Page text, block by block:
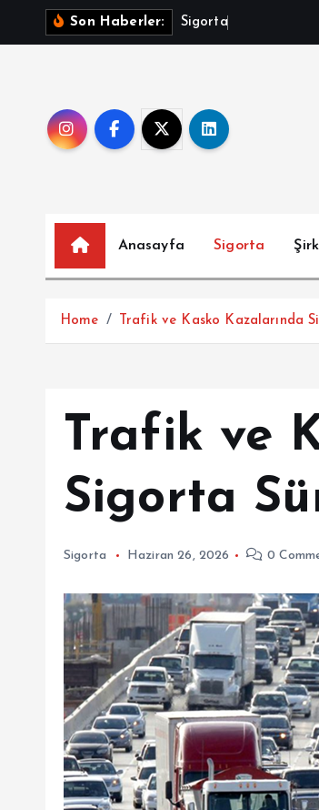
Son Haberler: Sigort a
Anasayfa Sigorta
Home Trafik ve Kasko Kazalarında
Trafik ve
Sigorta
Sigorta Haziran 26, 2026 0